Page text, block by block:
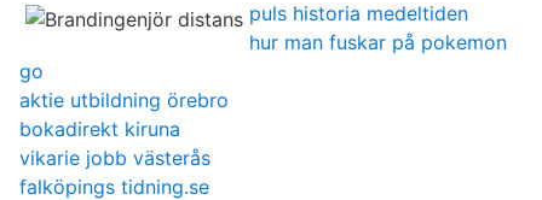
puls historia medeltiden
hur man fuskar på pokemon
go
aktie utbildning örebro
bokadirekt kiruna
vikarie jobb västerås
falköpings tidning.se